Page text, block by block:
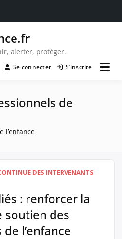
alerter, protéger.
Se connecter S’inscrire
de
l’enfance
DES INTERVENANTS
: renforcer la
des
l’enfance